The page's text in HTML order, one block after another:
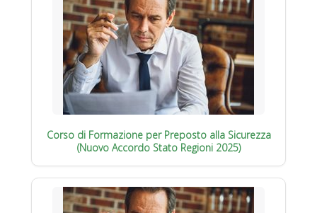
Corso di Formazione per Preposto alla Sicurezza
(Nuovo Accordo Stato Regioni 2025)